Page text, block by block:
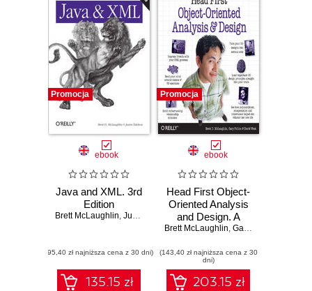
Promocja
ebook
Java and XML. 3rd
Edition
Brett McLaughlin, Justin Edelson
(95,40 zł najniższa cena z 30 dni)
135.15 zł
Promocja
ebook
Head First Object-
Oriented Analysis
and Design. A
Brain Friendly
Brett McLaughlin, Gary Pollice
(143,40 zł najniższa cena z 30
dni)
203.15 zł